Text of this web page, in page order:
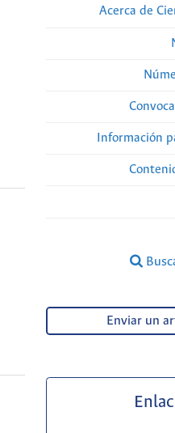
Acerca de
Información
Enviar un